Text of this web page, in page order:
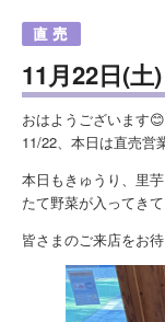
11月22日(土
おはようございます😊
11/22、本日は直売営
本日もきゅうり、里
たて野菜が入ってきて
皆さまのご来店をお